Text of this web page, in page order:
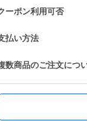
ーポン利用可否
払い方法
数商品のご注文につ